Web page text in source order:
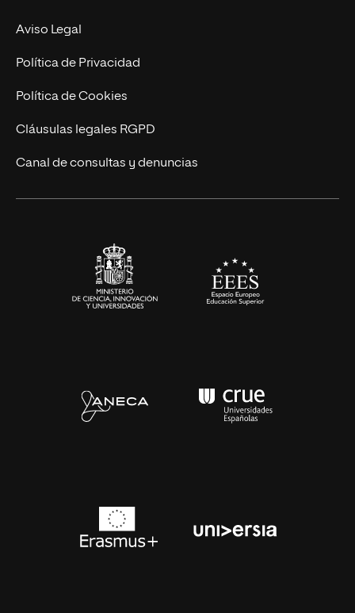
MBA
Marketing y Comunicación
Ingeniería
Diseño
Ciencias de la Salud
Contacto
Aviso Legal
Política de Privacidad
Política de Cookies
Cláusulas legales RGPD
Canal de consultas y denuncias